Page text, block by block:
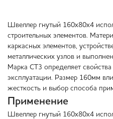
Швеллер гнутый 160х80х4
строительных элементов.
каркасных элементов,
металлических узлов и
Марка СТ3 определяет
эксплуатации. Размер 160мм
жесткость и выбор способа
Применение
Швеллер гнутый 160х80х4